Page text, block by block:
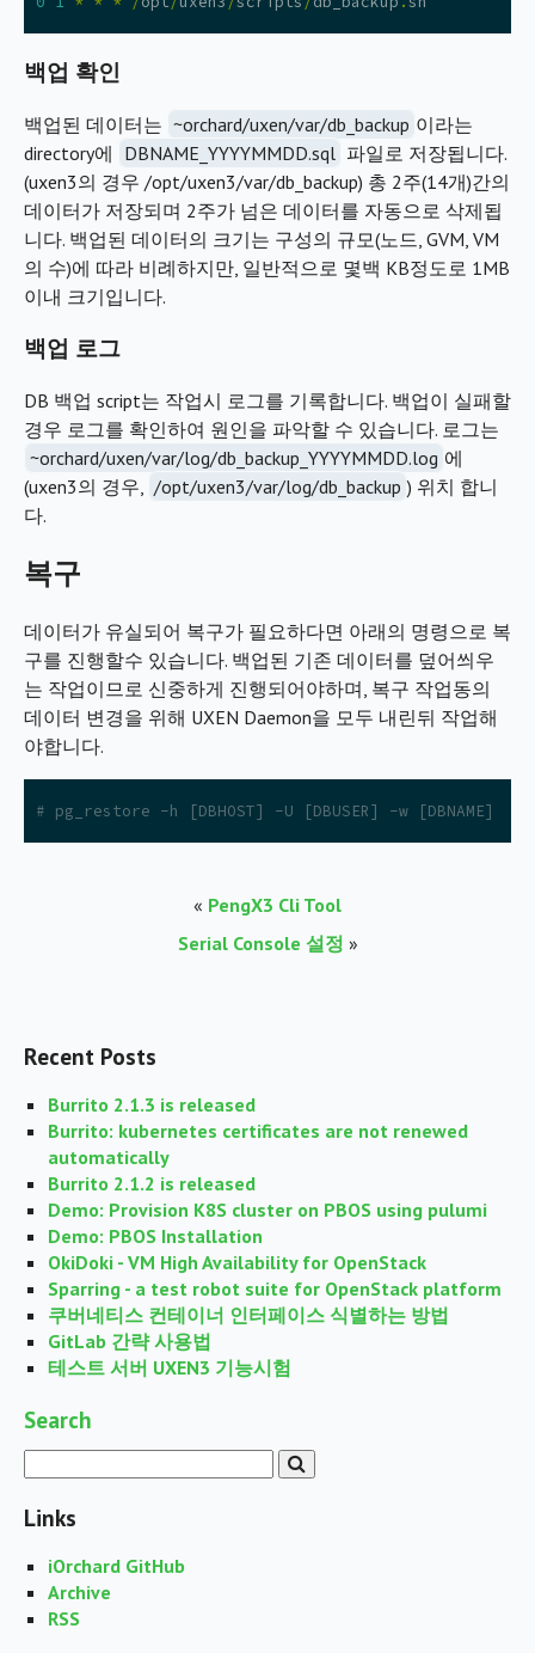
백업 확인
백업된 데이터는 ~orchard/uxen/var/db_backup 이라는
directory에 DBNAME_YYYYMMDD.sql 파일로 저장됩니다.
(uxen3의 경우 /opt/uxen3/var/db_backup) 총 2주(14개)간의
데이터가 저장되며 2주가 넘은 데이터를 자동으로 삭제됩
니다. 백업된 데이터의 크기는 구성의 규모(노드, GVM, VM
의 수)에 따라 비례하지만, 일반적으로 몇백 KB정도로 1MB
이내 크기입니다.
백업 로그
DB 백업 script는 작업시 로그를 기록합니다. 백업이 실패할
경우 로그를 확인하여 원인을 파악할 수 있습니다. 로그는
~orchard/uxen/var/log/db_backup_YYYYMMDD.log 에
(uxen3의 경우, /opt/uxen3/var/log/db_backup ) 위치 합니
다.
복구
데이터가 유실되어 복구가 필요하다면 아래의 명령으로 복
구를 진행할수 있습니다. 백업된 기존 데이터를 덮어씌우
는 작업이므로 신중하게 진행되어야하며, 복구 작업동의
데이터 변경을 위해 UXEN Daemon을 모두 내린뒤 작업해
야합니다.
# pg_restore -h [DBHOST] -U [DBUSER] -w [DBNAME] -v
« PengX3 Cli Tool
Serial Console 설정 »
Recent Posts
Burrito 2.1.3 is released
Burrito: kubernetes certificates are not renewed
automatically
Burrito 2.1.2 is released
Demo: Provision K8S cluster on PBOS using pulumi
Demo: PBOS Installation
OkiDoki - VM High Availability for OpenStack
Sparring - a test robot suite for OpenStack platform
쿠버네티스 컨테이너 인터페이스 식별하는 방법
GitLab 간략 사용법
테스트 서버 UXEN3 기능시험
Search
Links
iOrchard GitHub
Archive
RSS